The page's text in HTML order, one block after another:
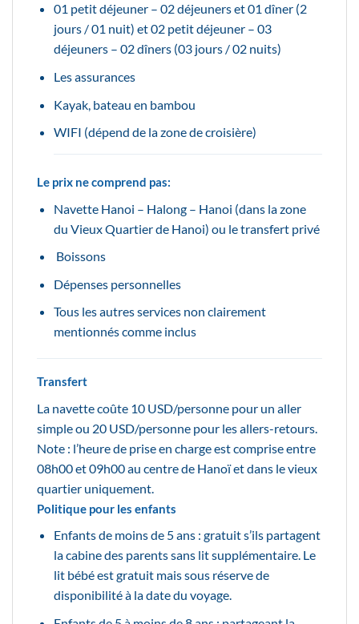
01 petit déjeuner – 02 déjeuners et 01 dîner (2
jours / 01 nuit) et 02 petit déjeuner – 03
déjeuners – 02 dîners (03 jours / 02 nuits)
Les assurances
Kayak, bateau en bambou
WIFI (dépend de la zone de croisière)
Le prix ne comprend pas:
Navette Hanoi – Halong – Hanoi (dans la zone
du Vieux Quartier de Hanoi) ou le transfert privé
Boissons
Dépenses personnelles
Tous les autres services non clairement
mentionnés comme inclus
Transfert
La navette coûte 10 USD/personne pour un aller
simple ou 20 USD/personne pour les allers-retours.
Note : l’heure de prise en charge est comprise entre
08h00 et 09h00 au centre de Hanoï et dans le vieux
quartier uniquement.
Politique pour les enfants
Enfants de moins de 5 ans : gratuit s’ils partagent
la cabine des parents sans lit supplémentaire. Le
lit bébé est gratuit mais sous réserve de
disponibilité à la date du voyage.